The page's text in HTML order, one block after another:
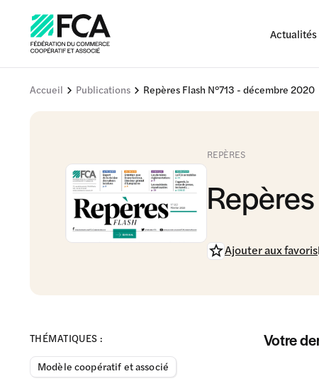
Actualités
Accueil Publications Repères Flash N°713 - décembre 2020
REPÈRES
Ajouter aux favoris
THÉMATIQUES :
Modèle coopératif et associé
Votre